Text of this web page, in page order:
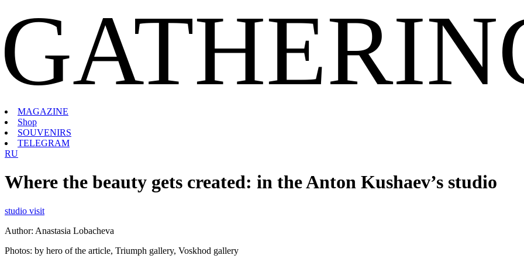
MAGAZINE
Shop
SOUVENIRS
TELEGRAM
RU
Where the beauty gets created: in the Anton Kushaev’s studio
studio visit
Author: Anastasia Lobacheva
Photos: by hero of the article, Triumph gallery, Voskhod gallery